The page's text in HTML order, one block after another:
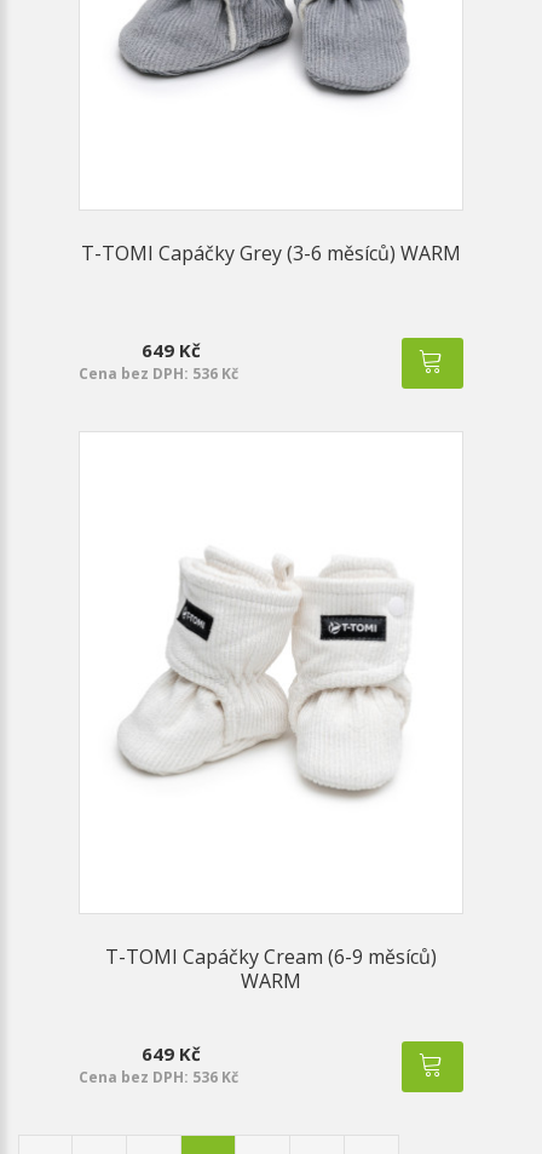
T-TOMI Capáčky Grey (3-6 měsíců) WARM
649 Kč
Cena bez DPH: 536 Kč
T-TOMI Capáčky Cream (6-9 měsíců)
WARM
649 Kč
Cena bez DPH: 536 Kč